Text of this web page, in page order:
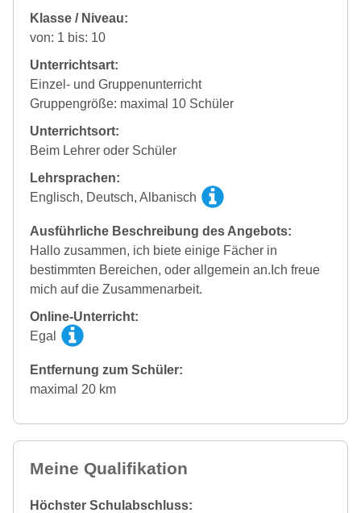
Klasse / Niveau:
von: 1 bis: 10
Unterrichtsart:
Einzel- und Gruppenunterricht
Gruppengröße: maximal 10 Schüler
Unterrichtsort:
Beim Lehrer oder Schüler
Lehrsprachen:
Englisch, Deutsch, Albanisch
Ausführliche Beschreibung des Angebots:
Hallo zusammen, ich biete einige Fächer in
bestimmten Bereichen, oder allgemein an.Ich freue
mich auf die Zusammenarbeit.
Online-Unterricht:
Egal
Entfernung zum Schüler:
maximal 20 km
Meine Qualifikation
Höchster Schulabschluss: